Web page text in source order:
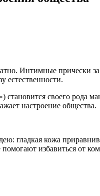
Интимные прически
естественности.
становится своего рода
настроение общества.
гладкая кожа
избавиться от